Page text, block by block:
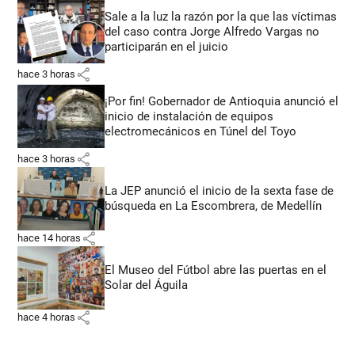
Sale a la luz la razón por la que las víctimas
del caso contra Jorge Alfredo Vargas no
participarán en el juicio
hace 3 horas share
¡Por fin! Gobernador de Antioquia anunció el
inicio de instalación de equipos
electromecánicos en Túnel del Toyo
hace 3 horas share
La JEP anunció el inicio de la sexta fase de
búsqueda en La Escombrera, de Medellín
hace 14 horas share
El Museo del Fútbol abre las puertas en el
Solar del Águila
hace 4 horas share